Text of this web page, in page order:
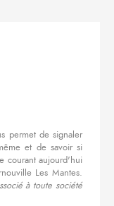
permet de signaler
et de savoir si
courant aujourd'hui
Les Mantes.
à toute société